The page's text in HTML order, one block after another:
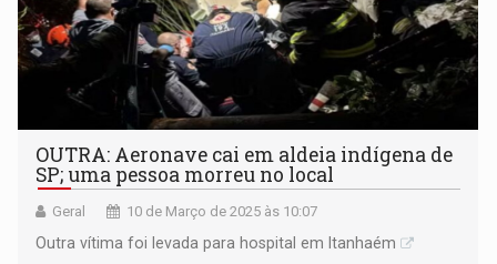
OUTRA: Aeronave cai em aldeia indígena de
SP; uma pessoa morreu no local
Geral 10 de Março de 2025 às 10:07
Outra vítima foi levada para hospital em Itanhaém